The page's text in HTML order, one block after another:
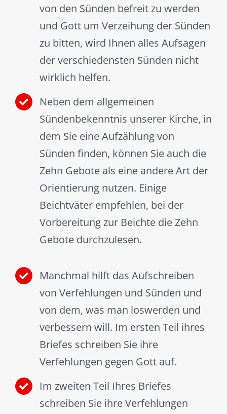
von den Sünden befreit zu werden
und Gott um Verzeihung der Sünden
zu bitten, wird Ihnen alles Aufsagen
der verschiedensten Sünden nicht
wirklich helfen.
Neben dem allgemeinen
Sündenbekenntnis unserer Kirche, in
dem Sie eine Aufzählung von
Sünden finden, können Sie auch die
Zehn Gebote als eine andere Art der
Orientierung nutzen. Einige
Beichtväter empfehlen, bei der
Vorbereitung zur Beichte die Zehn
Gebote durchzulesen.
Manchmal hilft das Aufschreiben
von Verfehlungen und Sünden und
von dem, was man loswerden und
verbessern will. Im ersten Teil ihres
Briefes schreiben Sie ihre
Verfehlungen gegen Gott auf.
Im zweiten Teil Ihres Briefes
schreiben Sie ihre Verfehlungen